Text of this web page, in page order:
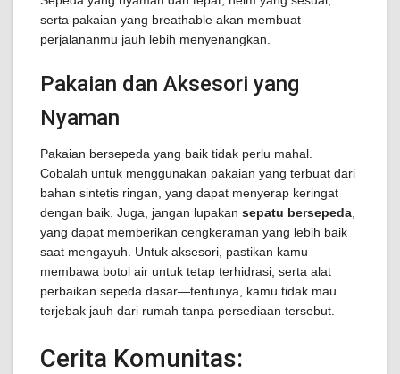
serta pakaian yang breathable akan membuat
perjalananmu jauh lebih menyenangkan.
Pakaian dan Aksesori yang
Nyaman
Pakaian bersepeda yang baik tidak perlu mahal.
Cobalah untuk menggunakan pakaian yang terbuat dari
bahan sintetis ringan, yang dapat menyerap keringat
dengan baik. Juga, jangan lupakan sepatu bersepeda
yang dapat memberikan cengkeraman yang lebih baik
saat mengayuh. Untuk aksesori, pastikan kamu
membawa botol air untuk tetap terhidrasi, serta alat
perbaikan sepeda dasar—tentunya, kamu tidak mau
terjebak jauh dari rumah tanpa persediaan tersebut.
Cerita Komunitas: